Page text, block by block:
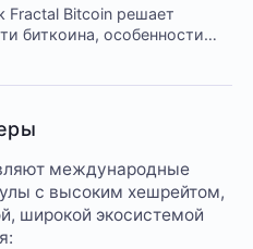
Fractal Bitcoin решает
биткоина, особенности
Bitcoin, майнинг-пулы
международные
с высоким хешрейтом,
широкой экосистемой